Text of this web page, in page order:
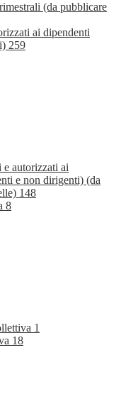
(da pubblicare
ai dipendenti
259
autorizzati ai
e non dirigenti) (da
148
8
1
18